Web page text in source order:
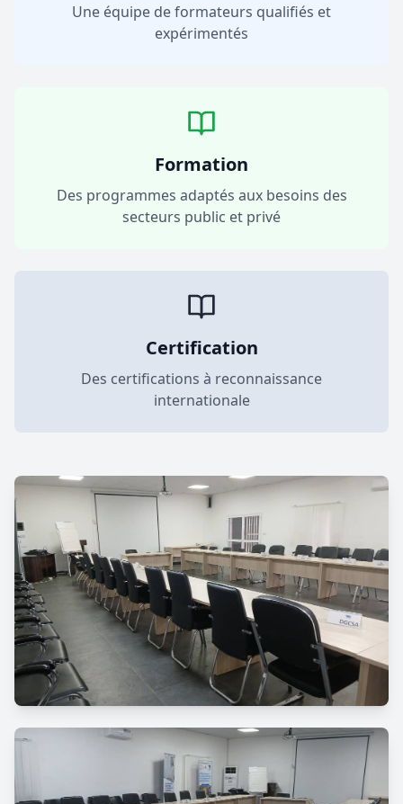
Une équipe de formateurs qualifiés et
expérimentés
Formation
Des programmes adaptés aux besoins des
secteurs public et privé
Certification
Des certifications à reconnaissance
internationale